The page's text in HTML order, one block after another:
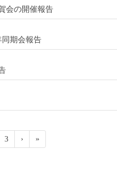
会の開催報告
同期会報告
3 › »